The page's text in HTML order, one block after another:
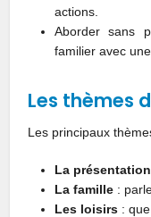
actions.
Aborder sans
familier avec
Les thèmes
Les principaux
La présentation
La famille :
Les loisirs :